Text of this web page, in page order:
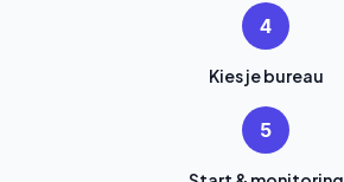
4
Kies je bureau
5